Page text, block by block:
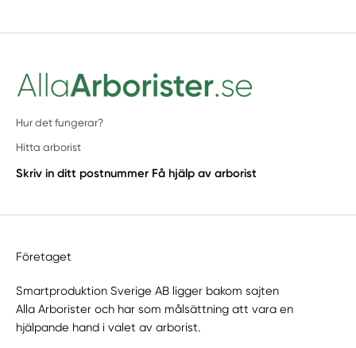
Hur det fungerar?
Hitta arborist
Skriv in ditt postnummer Få hjälp av arborist
Företaget
Smartproduktion Sverige AB ligger bakom sajten
Alla Arborister och har som målsättning att vara en
hjälpande hand i valet av arborist.